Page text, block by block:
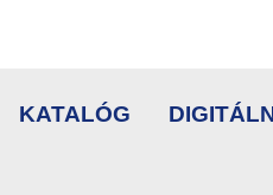
KATALÓG